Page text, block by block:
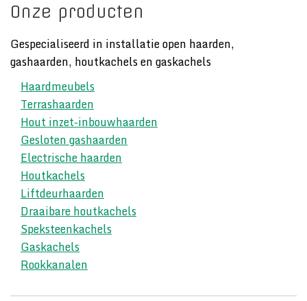
Onze producten
Gespecialiseerd in installatie open haarden,
gashaarden, houtkachels en gaskachels
Haardmeubels
Terrashaarden
Hout inzet-inbouwhaarden
Gesloten gashaarden
Electrische haarden
Houtkachels
Liftdeurhaarden
Draaibare houtkachels
Speksteenkachels
Gaskachels
Rookkanalen